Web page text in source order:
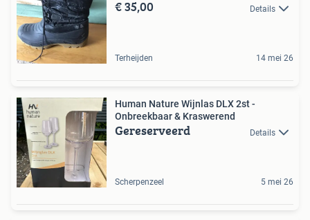
€ 35,00 Details
Terheijden 14 mei 26
Human Nature Wijnlas DLX 2st -
Onbreekbaar & Kraswerend
Gereserveerd Details
Scherpenzeel 5 mei 26